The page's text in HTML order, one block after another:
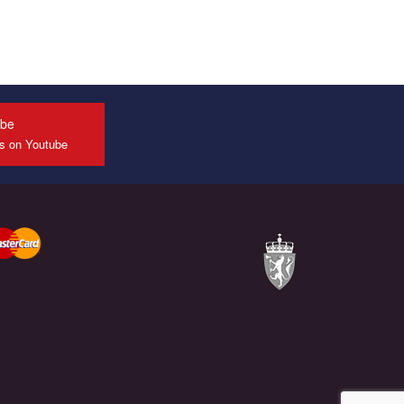
Все, что вам нужно сделать - это зайти на наш
on Youtube